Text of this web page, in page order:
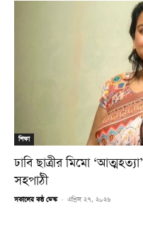
শিক্ষা
ঢাবি ছাত্রীর মিমো
সহপাঠী
সকালের কন্ঠ ডেস্ক - এপ্রিল ২৭, ২০২৬